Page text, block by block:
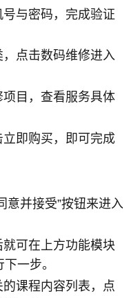
与密码，完成验证
点击数码维修进入
目，查看服务具体
即购买，即可完成
意并接受”按钮来进入
可在上方功能模块
一步。
课程内容列表，点